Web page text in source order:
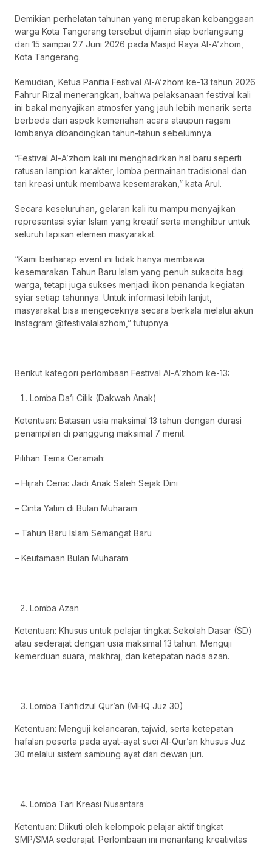
Demikian perhelatan tahunan yang merupakan kebanggaan
warga Kota Tangerang tersebut dijamin siap berlangsung
dari 15 sampai 27 Juni 2026 pada Masjid Raya Al-A’zhom,
Kota Tangerang.
Kemudian, Ketua Panitia Festival Al-A’zhom ke-13 tahun 2026
Fahrur Rizal menerangkan, bahwa pelaksanaan festival kali
ini bakal menyajikan atmosfer yang jauh lebih menarik serta
berbeda dari aspek kemeriahan acara ataupun ragam
lombanya dibandingkan tahun-tahun sebelumnya.
“Festival Al-A’zhom kali ini menghadirkan hal baru seperti
ratusan lampion karakter, lomba permainan tradisional dan
tari kreasi untuk membawa kesemarakan,” kata Arul.
Secara keseluruhan, gelaran kali itu mampu menyajikan
representasi syiar Islam yang kreatif serta menghibur untuk
seluruh lapisan elemen masyarakat.
“Kami berharap event ini tidak hanya membawa
kesemarakan Tahun Baru Islam yang penuh sukacita bagi
warga, tetapi juga sukses menjadi ikon penanda kegiatan
syiar setiap tahunnya. Untuk informasi lebih lanjut,
masyarakat bisa mengeceknya secara berkala melalui akun
Instagram @festivalalazhom,” tutupnya.
Berikut kategori perlombaan Festival Al-A’zhom ke-13:
Lomba Da’i Cilik (Dakwah Anak)
Ketentuan: Batasan usia maksimal 13 tahun dengan durasi
penampilan di panggung maksimal 7 menit.
Pilihan Tema Ceramah:
– Hijrah Ceria: Jadi Anak Saleh Sejak Dini
– Cinta Yatim di Bulan Muharam
– Tahun Baru Islam Semangat Baru
– Keutamaan Bulan Muharam
Lomba Azan
Ketentuan: Khusus untuk pelajar tingkat Sekolah Dasar (SD)
atau sederajat dengan usia maksimal 13 tahun. Menguji
kemerduan suara, makhraj, dan ketepatan nada azan.
Lomba Tahfidzul Qur’an (MHQ Juz 30)
Ketentuan: Menguji kelancaran, tajwid, serta ketepatan
hafalan peserta pada ayat-ayat suci Al-Qur’an khusus Juz
30 melalui sistem sambung ayat dari dewan juri.
Lomba Tari Kreasi Nusantara
Ketentuan: Diikuti oleh kelompok pelajar aktif tingkat
SMP/SMA sederajat. Perlombaan ini menantang kreativitas